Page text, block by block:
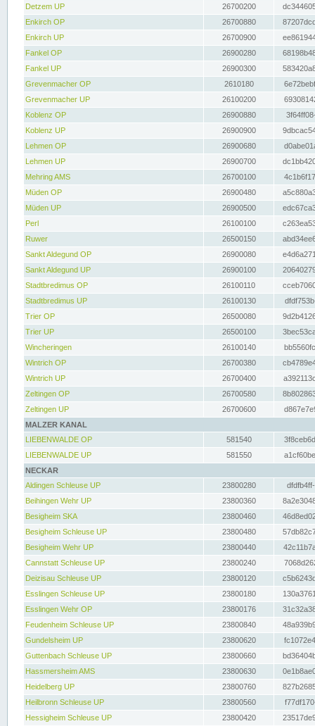
Detzem UP
26700200
Enkirch OP
26700880
Enkirch UP
26700900
Fankel OP
26900280
Fankel UP
26900300
Grevenmacher OP
2610180
Grevenmacher UP
26100200
Koblenz OP
26900880
Koblenz UP
26900900
Lehmen OP
26900680
Lehmen UP
26900700
Mehring AMS
26700100
Müden OP
26900480
Müden UP
26900500
Perl
26100100
Ruwer
26500150
Sankt Aldegund OP
26900080
Sankt Aldegund UP
26900100
Stadtbredimus OP
26100110
Stadtbredimus UP
26100130
Trier OP
26500080
Trier UP
26500100
Wincheringen
26100140
Wintrich OP
26700380
Wintrich UP
26700400
Zeltingen OP
26700580
Zeltingen UP
26700600
MALZER KANAL
LIEBENWALDE OP
581540
LIEBENWALDE UP
581550
NECKAR
Aldingen Schleuse UP
23800280
Beihingen Wehr UP
23800360
Besigheim SKA
23800460
Besigheim Schleuse UP
23800480
Besigheim Wehr UP
23800440
Cannstatt Schleuse UP
23800240
Deizisau Schleuse UP
23800120
Esslingen Schleuse UP
23800180
Esslingen Wehr OP
23800176
Feudenheim Schleuse UP
23800840
Gundelsheim UP
23800620
Guttenbach Schleuse UP
23800660
Hassmersheim AMS
23800630
Heidelberg UP
23800760
Heilbronn Schleuse UP
23800560
Hessigheim Schleuse UP
23800420